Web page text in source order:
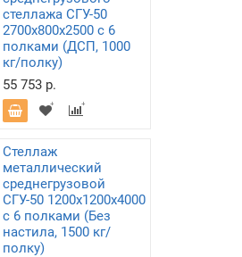
стеллажа СГУ-50
2700х800х2500 с 6
полками (ДСП, 1000
кг/полку)
55 753 р.
Стеллаж
металлический
среднегрузовой
СГУ-50 1200х1200х4000
с 6 полками (Без
настила, 1500 кг/
полку)